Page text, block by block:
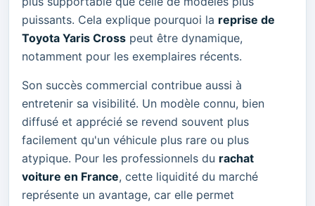
puissants. Cela explique pourquoi la reprise de
Toyota Yaris Cross peut être dynamique,
notamment pour les exemplaires récents.
Son succès commercial contribue aussi à
entretenir sa visibilité. Un modèle connu, bien
diffusé et apprécié se revend souvent plus
facilement qu'un véhicule plus rare ou plus
atypique. Pour les professionnels du rachat
voiture en France, cette liquidité du marché
représente un avantage, car elle permet